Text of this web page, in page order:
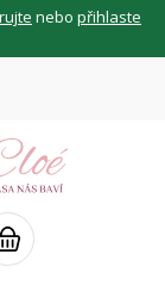
nebo přihlaste